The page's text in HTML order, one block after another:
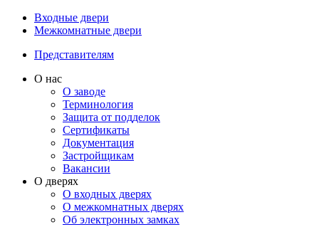
Входные двери
Межкомнатные двери
Представителям
О нас
О заводе
Терминология
Защита от подделок
Сертификаты
Документация
Застройщикам
Вакансии
О дверях
О входных дверях
О межкомнатных дверях
Об электронных замках